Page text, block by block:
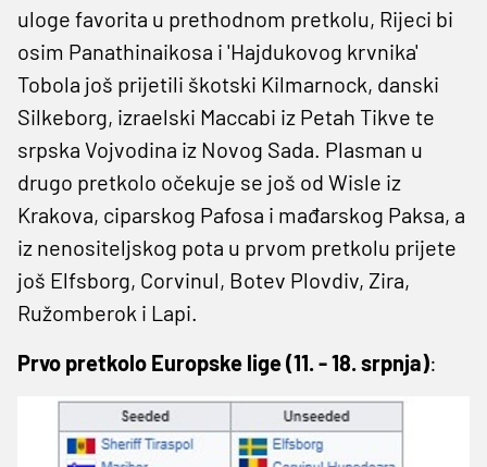
uloge favorita u prethodnom pretkolu, Rijeci bi
osim Panathinaikosa i 'Hajdukovog krvnika'
Tobola još prijetili škotski Kilmarnock, danski
Silkeborg, izraelski Maccabi iz Petah Tikve te
srpska Vojvodina iz Novog Sada. Plasman u
drugo pretkolo očekuje se još od Wisle iz
Krakova, ciparskog Pafosa i mađarskog Paksa, a
iz nenositeljskog pota u prvom pretkolu prijete
još Elfsborg, Corvinul, Botev Plovdiv, Zira,
Ružomberok i Lapi.
Prvo pretkolo Europske lige (11. - 18. srpnja):